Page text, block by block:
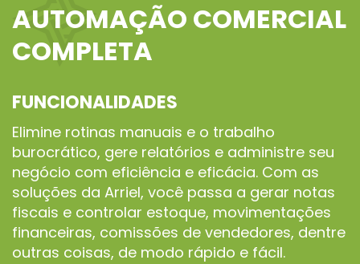
AUTOMAÇÃO COMERCIAL
COMPLETA
FUNCIONALIDADES
Elimine rotinas manuais e o trabalho
burocrático, gere relatórios e administre seu
negócio com eficiência e eficácia. Com as
soluções da Arriel, você passa a gerar notas
fiscais e controlar estoque, movimentações
financeiras, comissões de vendedores, dentre
outras coisas, de modo rápido e fácil.